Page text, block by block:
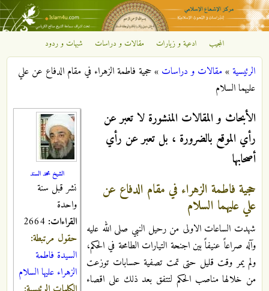
تجاوز إلى المحتوى الرئيسي
مركز
الإشعاع
الإسلامي
المجيب ادعية و زيارات مقالات و دراسات شبهات و ردود
أنت هنا
الرئيسية»مقالات و دراسات »حجية فاطمة الزهراء في مقام الدفاع عن علي
عليهما السلام
الشيخ محمد السند
نشر قبل سنة
واحدة
القراءات:
حقول مرتبطة:
السيدة فاطمة
الزهراء عليها السلام
الأبحاث و المقالات المنشورة لا تعبر عن
رأي الموقع بالضرورة ، بل تعبر عن رأي
أصحابها
حجية فاطمة الزهراء في مقام الدفاع عن
علي عليهما السلام
شهدت الساعات الاولى من رحيل النبي صلى الله عليه
وآله صراعاً عنيفاً بين اجنحة التيارات الطامحة في الحكم،
ولم يمر وقت قليل حتى تمت تصفية حسابات توزعت
من خلالها مناصب الحكم لتتفق بعد ذلك على اقصاء